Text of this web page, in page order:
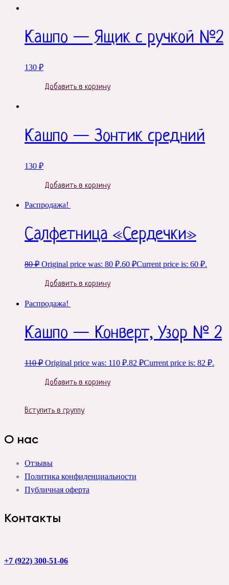
Кашпо — Ящик с ручкой №2
130 ₽
Добавить в корзину
Кашпо — Зонтик средний
130 ₽
Добавить в корзину
Распродажа!
Салфетница «Сердечки»
80₽ Original price was: 80 ₽.60 ₽Current price is: 60 ₽.
Добавить в корзину
Распродажа!
Кашпо — Конверт, Узор № 2
110₽ Original price was: 110 ₽.82 ₽Current price is: 82 ₽.
Добавить в корзину
Вступить в группу
О нас
Отзывы
Политика конфиденциальности
Публичная оферта
Контакты
+7 (922) 300-51-06